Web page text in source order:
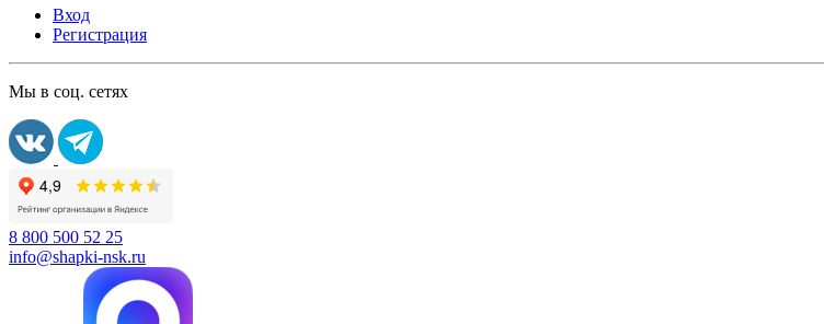
Вход
Регистрация
Мы в соц. сетях
8 800 500 52 25
info@shapki-nsk.ru